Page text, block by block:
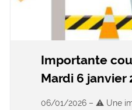
Importante
Mardi 6 janvier
06/01/2026 – ⚠️ Une